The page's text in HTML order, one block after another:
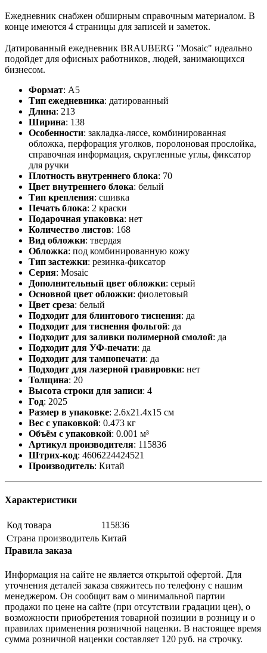
Ежедневник снабжен обширным справочным материалом. В
конце имеются 4 страницы для записей и заметок.
Датированный ежедневник BRAUBERG "Mosaic" идеально
подойдет для офисных работников, людей, занимающихся
бизнесом.
Формат: А5
Тип ежедневника: датированный
Длина: 213
Ширина: 138
Особенности: закладка-ляссе, комбинированная
обложка, перфорация уголков, поролоновая прослойка,
справочная информация, скругленные углы, фиксатор
для ручки
Плотность внутреннего блока: 70
Цвет внутреннего блока: белый
Тип крепления: сшивка
Печать блока: 2 краски
Подарочная упаковка: нет
Количество листов: 168
Вид обложки: твердая
Обложка: под комбинированную кожу
Тип застежки: резинка-фиксатор
Серия: Mosaic
Дополнительный цвет обложки: серый
Основной цвет обложки: фиолетовый
Цвет среза: белый
Подходит для блинтового тиснения: да
Подходит для тиснения фольгой: да
Подходит для заливки полимерной смолой: да
Подходит для УФ-печати: да
Подходит для тампопечати: да
Подходит для лазерной гравировки: нет
Толщина: 20
Высота строки для записи: 4
Год: 2025
Размер в упаковке: 2.6x21.4x15 см
Вес с упаковкой: 0.473 кг
Объём с упаковкой: 0.001 м³
Артикул производителя: 115836
Штрих-код: 4606224424521
Производитель: Китай
Характеристики
Код товара
115836
Страна производитель Китай
Правила заказа
Информация на сайте не является открытой офертой. Для
уточнения деталей заказа свяжитесь по телефону с нашим
менеджером. Он сообщит вам о минимальной партии
продажи по цене на сайте (при отсутствии градации цен), о
возможности приобретения товарной позиции в розницу и о
правилах применения розничной наценки. В настоящее время
сумма розничной наценки составляет 120 руб. на строчку.